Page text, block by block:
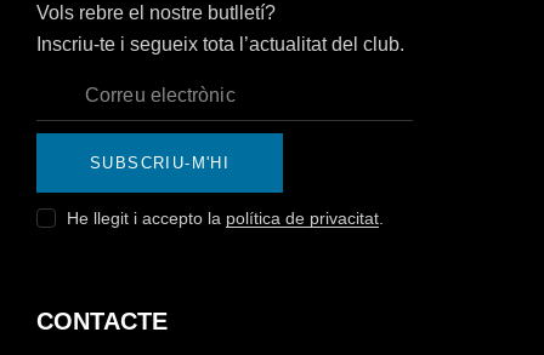
Vols rebre el nostre butlletí?
Inscriu-te i segueix tota l’actualitat del club.
SUBSCRIU-M'HI
He llegit i accepto la política de privacitat
CONTACTE